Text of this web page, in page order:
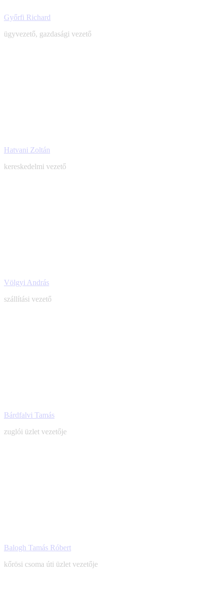
Győrfi Richard
ügyvezető, gazdasági vezető
Hatvani Zoltán
kereskedelmi vezető
Völgyi András
szállítási vezető
Bárdfalvi Tamás
zuglói üzlet vezetője
Balogh Tamás Róbert
kőrösi csoma úti üzlet vezetője